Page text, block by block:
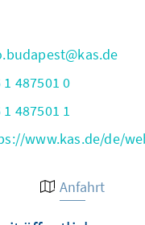
1 487501 0
1 487501 1
www.kas.de/de/
Anfahrt